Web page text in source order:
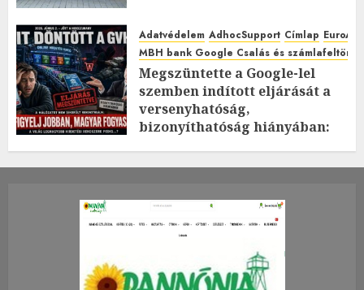
Adatvédelem AdhocSupport Címlap
MBH bank Google Csalás és
Megszüntette a Google-lel
szemben indított eljárását a
versenyhatóság,
bizonyíthatóság hiányában:
2026.JÚLIUS.23. CSÜTÖRTÖK.
0